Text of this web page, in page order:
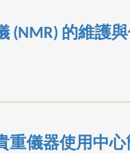
(NMR) 的維護
重儀器使用中心